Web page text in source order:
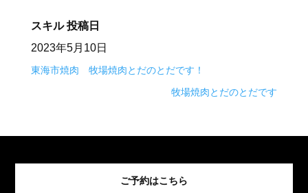
スキル 投稿日
2023年5月10日
東海市焼肉 牧場焼肉とだのとだです！
牧場焼肉とだのとだです
ご予約はこちら